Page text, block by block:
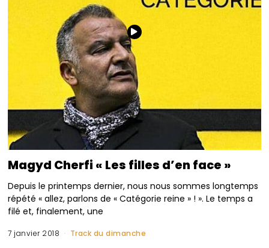
Magyd Cherfi « Les filles d’en face »
Depuis le printemps dernier, nous nous sommes longtemps
répété « allez, parlons de « Catégorie reine » ! ». Le temps a
filé et, finalement, une
7 janvier 2018 Track du dimanche